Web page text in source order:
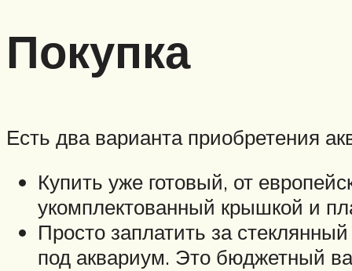
Покупка
Есть два варианта приобретения
Купить уже готовый, от
укомплектованный крышкой и
Просто заплатить за
под аквариум. Это бюджетный